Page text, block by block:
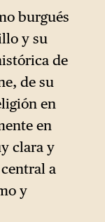
burgués
y su
de
de su
en
en
clara y
a
y